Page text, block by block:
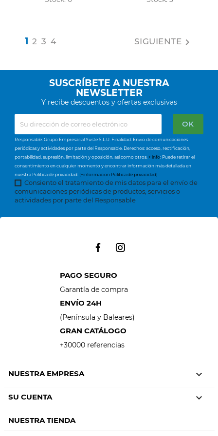
123 4 SIGUIENTE 
SUSCRÍBETE A NUESTRA
NEWSLETTER
Y recibe descuentos y ofertas exclusivas
Responsable: Grupo Empresarial Yuste S.L.U. Finalidad: Envío de comunicaciones
periódicas y actividades por parte del Responsable. Derechos: acceso, rectificación,
portabilidad, supresión, limitación y oposición, así como otros. + info: Puede retirar el
consentimiento en cualquier momento y encontrar información más detallada en
nuestra Política de privacidad. (+información Política de privacidad)
Consiento el tratamiento de mis datos para el envío de
comunicaciones periódicas de productos, servicios o
actividades por parte del Responsable
PAGO SEGURO
Garantía de compra
ENVÍO 24H
(Península y Baleares)
GRAN CATÁLOGO
+30000 referencias
NUESTRA EMPRESA 
SU CUENTA 
NUESTRA TIENDA